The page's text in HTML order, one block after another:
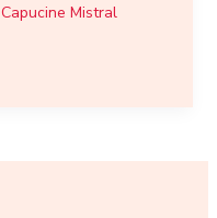
Capucine Mistral